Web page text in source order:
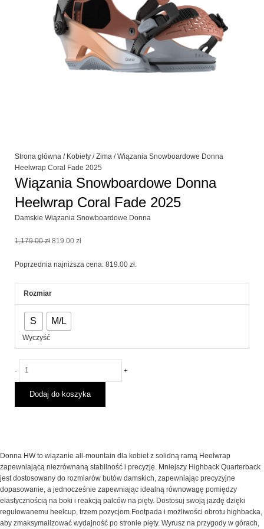
Strona główna / Kobiety /Zima / Wiązania Snowboardowe Donna
Heelwrap Coral Fade 2025
Wiązania Snowboardowe Donna
Heelwrap Coral Fade 2025
Damskie Wiązania Snowboardowe Donna
1,179.00zł Pierwotna
wynosiła:
819.00 złAktualna
wynosi:
Poprzednia najniższa cena: 819.00 zł.
Rozmiar
S M/L
Wyczyść
-
Wiązania
Snowboardowe
Donna
Heelwrap
Coral
2025
+
Dodaj do koszyka
Donna HW to wiązanie all-mountain dla kobiet z solidną ramą Heelwrap
zapewniającą niezrównaną stabilność i precyzję. Mniejszy Highback Quarterback
jest dostosowany do rozmiarów butów damskich, zapewniając precyzyjne
dopasowanie, a jednocześnie zapewniając idealną równowagę pomiędzy
elastycznością na boki i reakcją palców na pięty. Dostosuj swoją jazdę dzięki
regulowanemu heelcup, trzem pozycjom Footpada i możliwości obrotu highbacka,
aby zmaksymalizować wydajność po stronie pięty. Wyrusz na przygody w górach,